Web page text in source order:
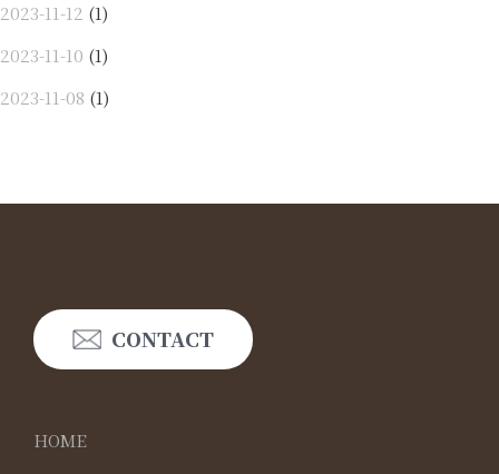
2023-11-12 (1)
2023-11-10 (1)
2023-11-08 (1)
CONTACT
HOME